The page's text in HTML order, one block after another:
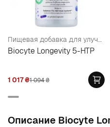
Пищевая добавка для улучшения эмоционального состояния и нормализации сна
Biocyte Longevity 5-HTP
1 017₴1 094₴
Oписание Biocyte